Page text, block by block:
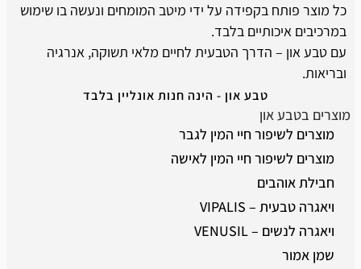
כל מוצר פותח בקפידה על ידי מיטב המומחים ונעשה בו שימוש
במרכיבים איכותיים בלבד.
עם טבע און – הדרך הטבעית לחיים מלאי תשוקה, אנרגיה
ובריאות.
טבע און - הינה חנות אונליין בלבד
מוצרים בטבע און
מוצרים לשיפור חיי המין לגבר
מוצרים לשיפור חיי המין לאישה
חבילת אוהבים
ויאגרה טבעית – VIPALIS
ויאגרה לנשים – VENUSIL
שמן אמור